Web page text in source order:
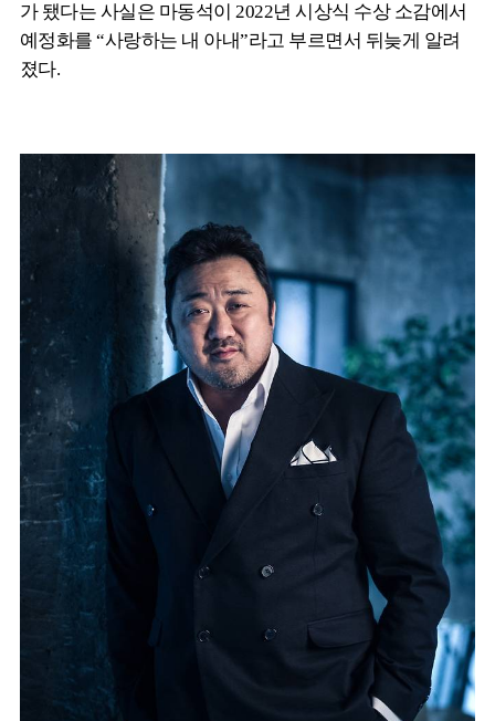
가 됐다는 사실은 마동석이 2022년 시상식 수상 소감에서
예정화를 “사랑하는 내 아내”라고 부르면서 뒤늦게 알려
졌다.